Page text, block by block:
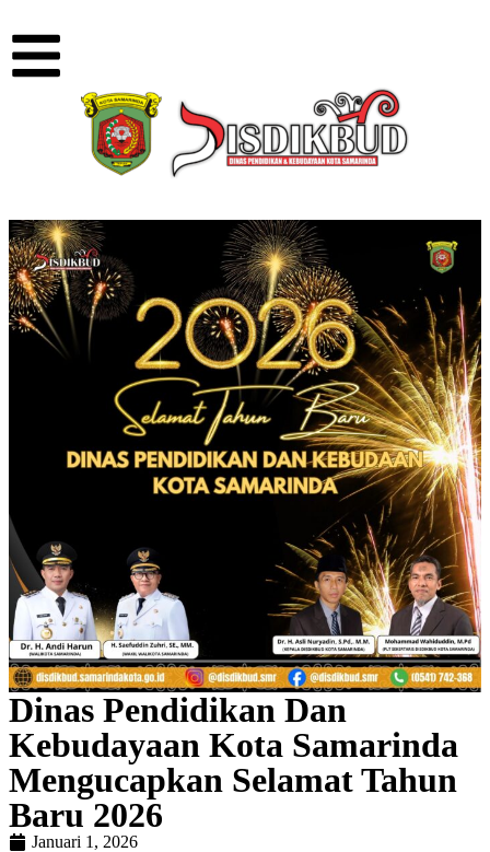
Dinas Pendidikan Dan
Kebudayaan Kota Samarinda
Mengucapkan Selamat Tahun
Baru 2026
Januari 1, 2026